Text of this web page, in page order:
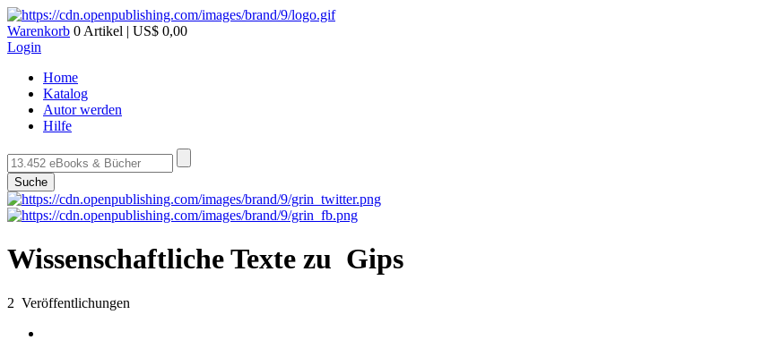
Warenkorb 0 Artikel | US$ 0,00
Login
Home
Katalog
Autor werden
Hilfe
Suche
Wissenschaftliche Texte zu Gips
2 Veröffentlichungen